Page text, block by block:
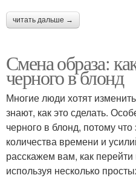
читать дальше →
Смена образа:
черного в блонд
Многие люди хотят
знают, как это сделать.
черного в блонд, потому
количества времени и
расскажем вам, как перейти
используя несколько